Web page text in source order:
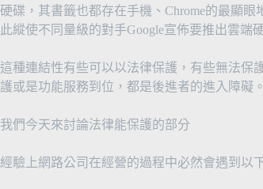
硬碟，其書籤也都存在手機、Chrome的最顯
此縱使不同量級的對手Google宣佈要推出雲端
這種連結性有些可以以法律保護，有些無法保
護或是功能服務到位，都是後進者的進入障礙。
我們今天來討論法律能保護的部分
經驗上網路公司在經營的過程中必然會遇到以